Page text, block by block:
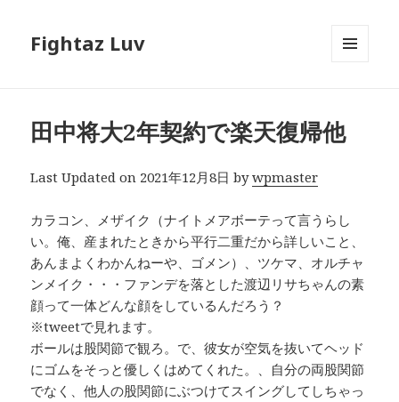
Fightaz Luv
ット
田中将大2年契約で楽天復帰他
Last Updated on 2021年12月8日 bywpmaster
カラコン、メザイク（ナイトメアボーテって言うらし
い。俺、産まれたときから平行二重だから詳しいこと、
あんまよくわかんねーや、ゴメン）、ツケマ、オルチャ
ンメイク・・・ファンデを落とした渡辺リサちゃんの素
顔って一体どんな顔をしているんだろう？
※tweetで見れます。
ボールは股関節で観ろ。で、彼女が空気を抜いてヘッド
にゴムをそっと優しくはめてくれた。、自分の両股関節
でなく、他人の股関節にぶつけてスイングしてしちゃっ